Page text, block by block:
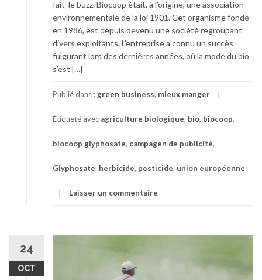
fait le buzz. Biocoop était, à l’origine, une association
environnementale de la loi 1901. Cet organisme fondé
en 1986, est depuis devenu une société regroupant
divers exploitants. L’entreprise a connu un succès
fulgurant lors des dernières années, où la mode du bio
s’est […]
Publié dans : green business, mieux manger
Étiqueté avec agriculture biologique, bio, biocoop,
biocoop glyphosate, campagen de publicité,
Glyphosate, herbicide, pesticide, union européenne
Laisser un commentaire
24
OCT